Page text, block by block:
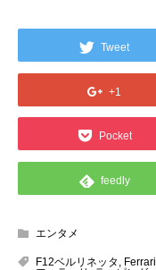
Tweet
+1
Pocket
feedly
エンタメ
F12ベルリネッタ , Ferrari